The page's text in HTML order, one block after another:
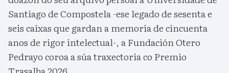
Santiago de Compostela -ese legado de sesenta e
seis caixas que gardan a memoria de cincuenta
anos de rigor intelectual-, a Fundación Otero
Pedrayo coroa a súa traxectoria co Premio